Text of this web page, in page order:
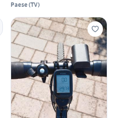
Paese(TV)